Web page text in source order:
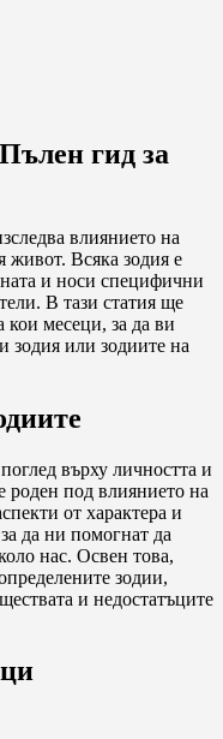
гид за
влиянието на
живот. Всяка зодия е
и носи специфични
В тази статия ще
кои месеци, за да ви
зодия или зодиите на
върху личността и
роден под влиянието на
от характера и
да ни помогнат да
нас. Освен това,
зодии,
и недостатъците